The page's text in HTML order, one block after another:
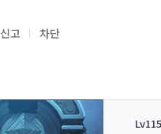
신고 차단
Lv115